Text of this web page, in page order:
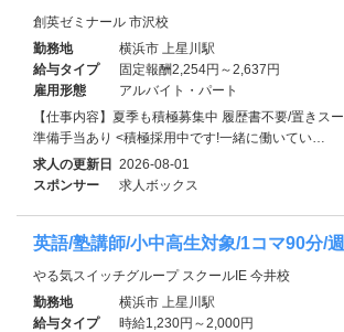
創英ゼミナール 市沢校
勤務地
横浜市 上星川駅
給与タイプ
固定報酬2,254円～2,637円
雇用形態
アルバイト・パート
【仕事内容】夏季も積極募集中 履歴書不要/置きス
準備手当あり <積極採用中です!一緒に働いてい…
求人の更新日 2026-08-01
スポンサー
求人ボックス
英語/塾講師/小中高生対象/1コマ90分/
やる気スイッチグループ スクールIE 今井校
勤務地
横浜市 上星川駅
給与タイプ
時給1,230円～2,000円